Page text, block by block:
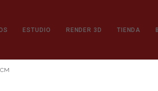
ESTUDIO RENDER 3D TIENDA